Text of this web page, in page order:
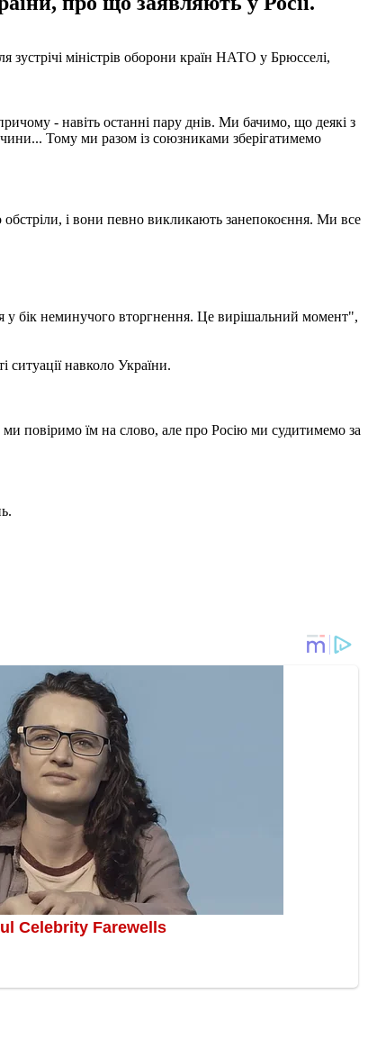
зустрічі міністрів оборони країн НАТО у Брюсселі,
- навіть останні пару днів. Ми бачимо, що деякі з
Тому ми разом із союзниками зберігатимемо
і вони певно викликають занепокоєння. Ми все
бік неминучого вторгнення. Це вирішальний момент",
навколо України.
повіримо їм на слово, але про Росію ми судитимемо за